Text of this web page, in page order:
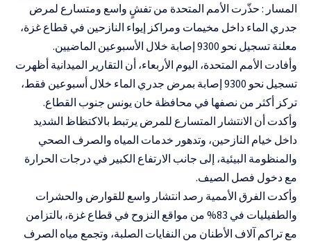
المسار : حذّرت الأمم المتحدة من تفشٍ واسع ومتسارع لمرض
جدري الماء داخل مخيمات ومراكز إيواء النازحين في قطاع غزة،
معلنة تسجيل نحو 9300 إصابة خلال الأسبوعين الماضيين.
وأفادت الأمم المتحدة، اليوم الأربعاء، أن التقارير الميدانية أظهرت
تسجيل نحو 9300 إصابة بمرض جدري الماء خلال أسبوعين فقط،
تركز أكثر من نصفها في محافظة خان يونس جنوب القطاع.
وأكدت أن الانتشار المتسارع للمرض يرتبط بالاكتظاظ الشديد
داخل خيام النازحين، وتدهور خدمات المياه والصرف الصحي
والمنظومة البيئية، إلى جانب الارتفاع الكبير في درجات الحرارة
مع دخول فصل الصيف.
وأكدت الفرق الأممية رصد انتشار واسع للقوارض والحشرات
والطفيليات في 83% من مواقع النزوح في قطاع غزة، بالتزامن
مع تراكم آلاف الأطنان من النفايات الصلبة، وتجمع مياه الصرف